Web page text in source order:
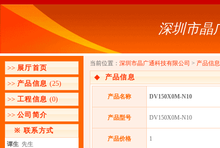
深圳市晶
>> 展厅首页
>> 产品信息 (25)
>> 工程信息 (0)
>>公司简介
※联系方式
谭生 先生
当前位置： 深圳市晶广通科技有限公司 > 产品信息
◆ 产品信息
产品名称 DV150X0M-N10
产品型号 DV150X0M-N10
产品价格 1